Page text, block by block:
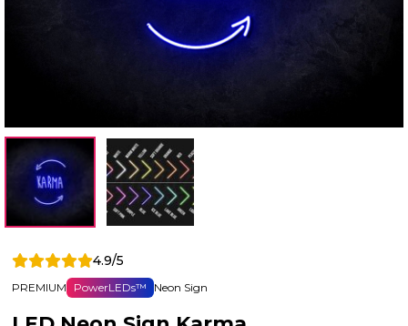
4.9/5
PREMIUM PowerLEDs™ Neon Sign